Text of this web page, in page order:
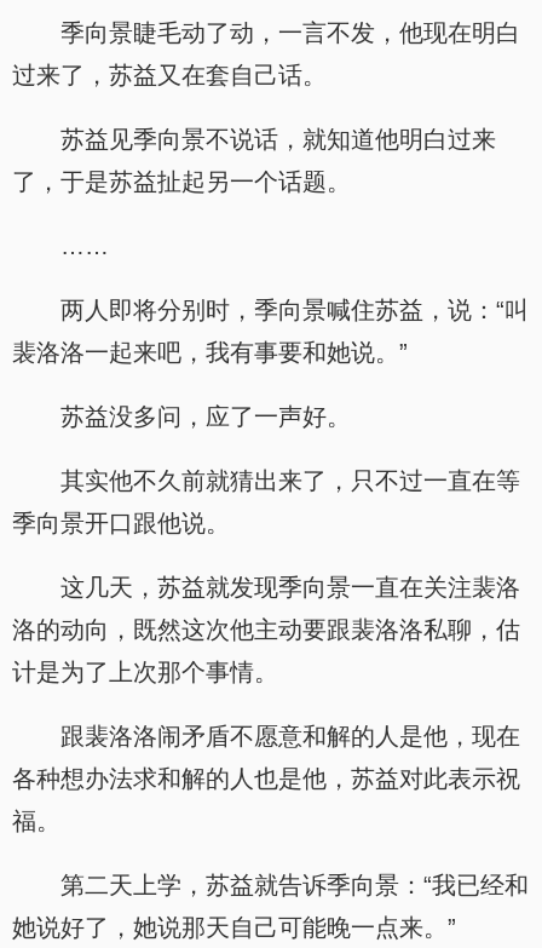
季向景睫毛动了动，一言不发，他现在明白
过来了，苏益又在套自己话。
苏益见季向景不说话，就知道他明白过来
了，于是苏益扯起另一个话题。
……
两人即将分别时，季向景喊住苏益，说：“叫
裴洛洛一起来吧，我有事要和她说。”
苏益没多问，应了一声好。
其实他不久前就猜出来了，只不过一直在等
季向景开口跟他说。
这几天，苏益就发现季向景一直在关注裴洛
洛的动向，既然这次他主动要跟裴洛洛私聊，估
计是为了上次那个事情。
跟裴洛洛闹矛盾不愿意和解的人是他，现在
各种想办法求和解的人也是他，苏益对此表示祝
福。
第二天上学，苏益就告诉季向景：“我已经和
她说好了，她说那天自己可能晚一点来。”